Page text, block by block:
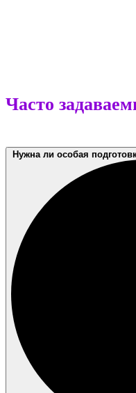
Часто
Нужна ли особая